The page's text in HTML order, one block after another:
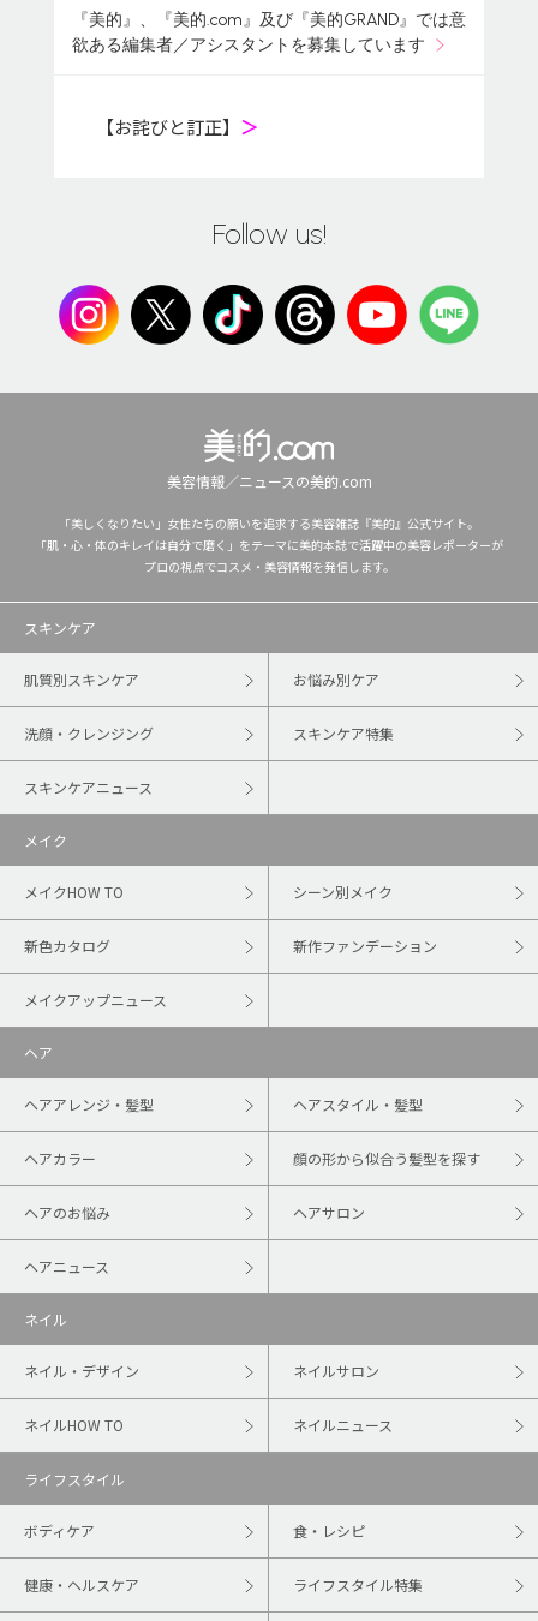
『美的』、『美的.com』及び『美的GRAND』では意
欲ある編集者／アシスタントを募集しています
【お詫びと訂正】 ＞
Follow us!
美容情報／ニュースの美的.com
「美しくなりたい」女性たちの願いを追求する美容雑誌『美的』公式サイト。
「肌・心・体のキレイは自分で磨く」をテーマに美的本誌で活躍中の美容レポーターが
プロの視点でコスメ・美容情報を発信します。
スキンケア
肌質別スキンケア お悩み別ケア
洗顔・クレンジング スキンケア特集
スキンケアニュース
メイク
メイクHOW TO シーン別メイク
新色カタログ 新作ファンデーション
メイクアップニュース
ヘア
ヘアアレンジ・髪型 ヘアスタイル・髪型
ヘアカラー 顔の形から似合う髪型を探す
ヘアのお悩み ヘアサロン
ヘアニュース
ネイル
ネイル・デザイン ネイルサロン
ネイルHOW TO ネイルニュース
ライフスタイル
ボディケア 食・レシピ
健康・ヘルスケア ライフスタイル特集